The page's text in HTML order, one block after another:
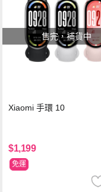
售完，補貨中
Xiaomi 手環 10
$1,199
免運